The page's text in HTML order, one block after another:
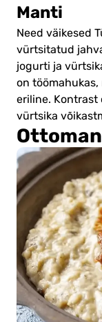
Manti
Need väikesed
vürtsitatud
jogurti ja
on
eriline. Kontrast
vürtsika